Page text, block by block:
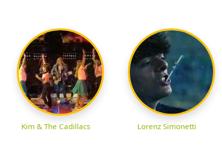
Kim & The Cadillacs Lorenz Simonetti